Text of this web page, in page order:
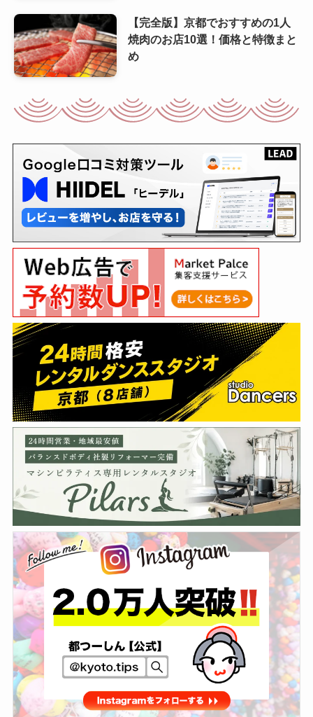
【完全版】京都でおすすめの1人
焼肉のお店10選！価格と特徴まと
め